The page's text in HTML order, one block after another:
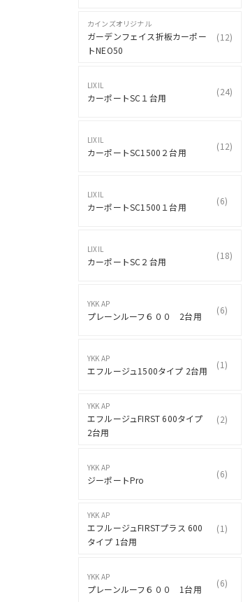
カインズオリジナル
ガーデンフェイス折板カーポー
トNEO50
(12)
LIXIL
カーポートSC１台用 (24)
LIXIL
カーポートSC1500２台用 (12)
LIXIL
カーポートSC1500１台用 (6)
LIXIL
カーポートSC２台用 (18)
YKK AP
プレーンルーフ６００ 2台用 (6)
YKK AP
エフルージュ1500タイプ 2台用 (1)
YKK AP
エフルージュFIRST 600タイプ
2台用
(2)
YKK AP
ジーポートPro (6)
YKK AP
エフルージュFIRSTプラス 600
タイプ 1台用
(1)
YKK AP
プレーンルーフ６００ 1台用 (6)